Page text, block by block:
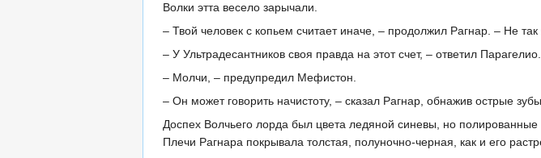
Волки этта весело зарычали.
– Твой человек с копьем считает иначе, – продолжил Рагнар. – Не так
– У Ультрадесантников своя правда на этот счет, – ответил Парагелио.
– Молчи, – предупредил Мефистон.
– Он может говорить начистоту, – сказал Рагнар, обнажив острые
Доспех Волчьего лорда был цвета ледяной синевы, но
Плечи Рагнара покрывала толстая, полуночно-черная, как и его